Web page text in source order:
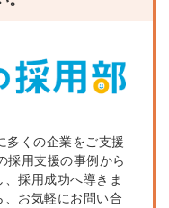
多くの企業をご支援
採用支援の事例から
採用成功へ導きま
お気軽にお問い合